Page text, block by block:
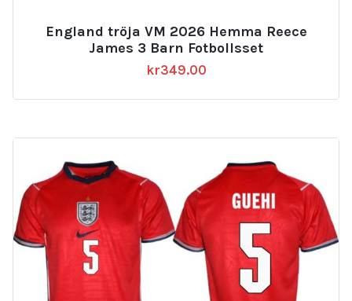
England tröja VM 2026 Hemma Reece
James 3 Barn Fotbollsset
kr349.00